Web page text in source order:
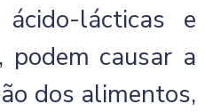
ácido-lácticas e
podem causar a
dos alimentos,